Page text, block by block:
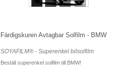
Färdigskuren Avtagbar Solfilm - BMW
SOYAFILM® - Superenkel bilsolfilm
Beställ superenkel solfilm till BMW!